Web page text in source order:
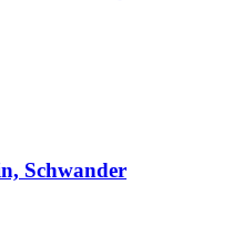
Schwander